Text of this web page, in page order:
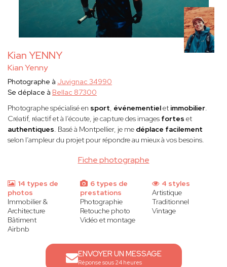
Kian YENNY
Kian Yenny
Fiche photographe
Photographe à Juvignac 34990
Se déplace à Bellac 87300
Photographe spécialisé en sport, événementielet immobilier.
Créatif, réactif et à l’écoute, je capture des images fortes et
authentiques. Basé à Montpellier, je me déplace facilement
selon l’ampleur du projet pour répondre au mieux à vos besoins.
14 types de
photos
Immobilier &
Architecture
Bâtiment
Airbnb
6 types de
prestations
Photographie
Retouche photo
Vidéo et montage
4 styles
Artistique
Traditionnel
Vintage
ENVOYER UN MESSAGE
Réponse sous 24 heures